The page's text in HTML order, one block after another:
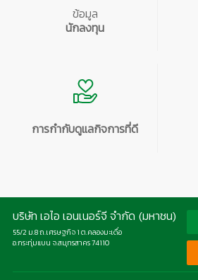
ข้อมูล
นักลงทุน
การกำกับดูแลกิจการที่ดี
บริษัท เอไอ เอนเนอร์จี จำกัด (มหาชน)
55/2 ม.8 ถ.เศรษฐกิจ 1 ต.คลองมะเดื่อ
อ.กระทุ่มแบน จ.สมุทรสาคร 74110